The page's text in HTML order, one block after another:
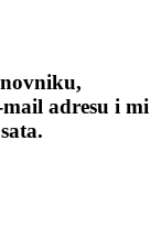
adresu i mi